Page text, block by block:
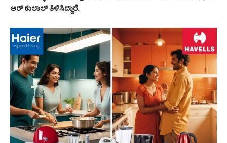
ಆರ್ ಕುಲಾಲ್ ತಿಳಿಸಿದ್ದಾರೆ.